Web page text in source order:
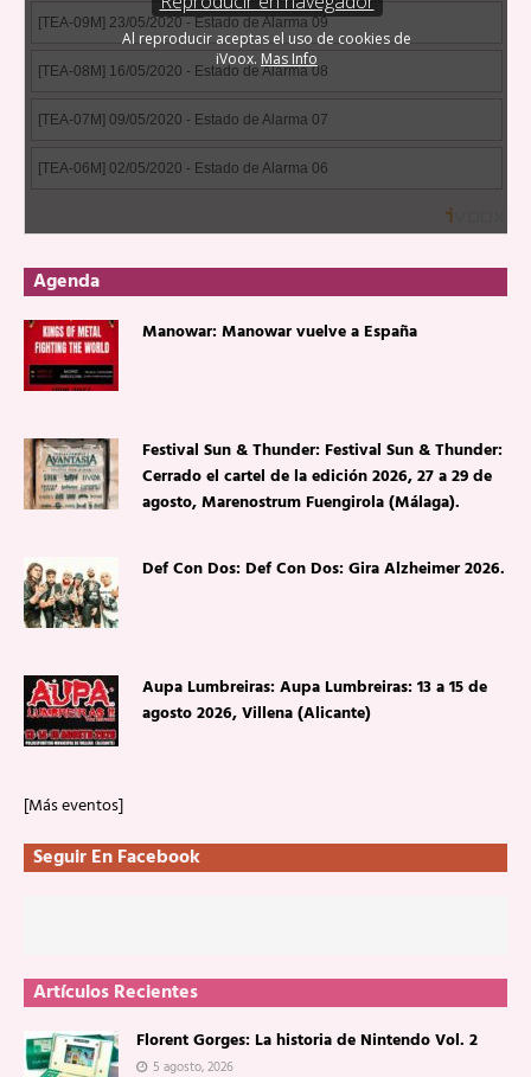
Agenda
Manowar: Manowar vuelve a España
Festival Sun & Thunder: Festival Sun & Thunder:
Cerrado el cartel de la edición 2026, 27 a 29 de
agosto, Marenostrum Fuengirola (Málaga).
Def Con Dos: Def Con Dos: Gira Alzheimer 2026.
Aupa Lumbreiras: Aupa Lumbreiras: 13 a 15 de
agosto 2026, Villena (Alicante)
[Más eventos]
Seguir En Facebook
Artículos Recientes
Florent Gorges: La historia de Nintendo Vol. 2
5 agosto, 2026